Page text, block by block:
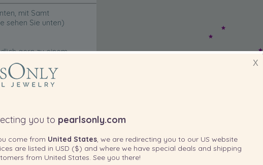
mit Samt
sehen Sie unten)
gern zu einem
X
you to pearlsonly.com
come from United States, we are redirecting you to our US website
are listed in USD ($) and where we have special deals and shipping
from United States . See you there!